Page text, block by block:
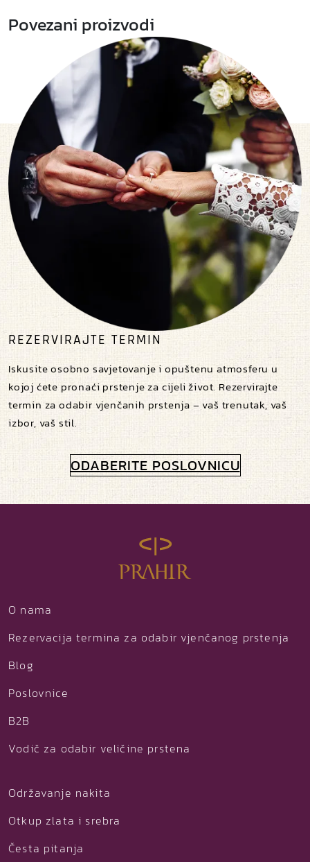
Povezani proizvodi
REZERVIRAJTE TERMIN
Iskusite osobno savjetovanje i opuštenu atmosferu u
kojoj ćete pronaći prstenje za cijeli život. Rezervirajte
termin za odabir vjenčanih prstenja – vaš trenutak, vaš
izbor, vaš stil.
ODABERITE POSLOVNICU
O nama
Rezervacija termina za odabir vjenčanog prstenja
Blog
Poslovnice
B2B
Vodič za odabir veličine prstena
Održavanje nakita
Otkup zlata i srebra
Česta pitanja